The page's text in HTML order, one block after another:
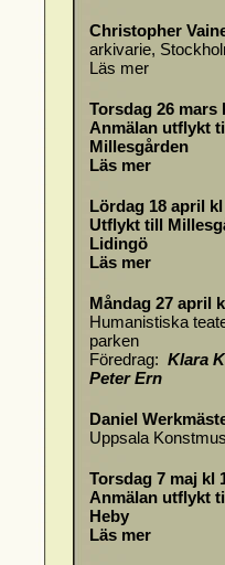
Christopher
arkivarie,
Läs mer
Torsdag 26 mars
Anmälan utflykt
Millesgården
Läs mer
Lördag 18 april kl
Utflykt till
Lidingö
Läs mer
Måndag 27 april
Humanistiska
parken
Föredrag: Klara
Peter Ern
Daniel
Uppsala
Torsdag 7 maj kl
Anmälan utflykt
Heby
Läs mer